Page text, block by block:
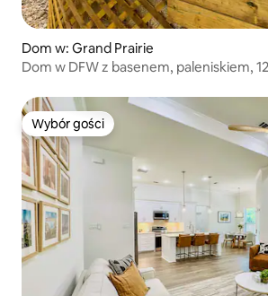
Dom w: Grand Prairie
Dom w DFW z basenem, paleniskiem,
Wybór gości
Wybór gości